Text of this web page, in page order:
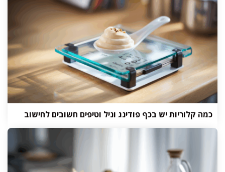
כמה קלוריות יש בכף פודינג וניל וטיפים חשובים לחישוב